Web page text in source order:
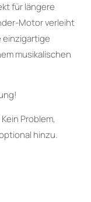
für längere
Motor verleiht
einzigartige
musikalischen
Problem,
hinzu.